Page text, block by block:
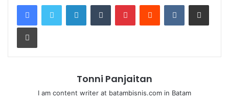
Tonni Panjaitan
I am content writer at batambisnis.com in Batam